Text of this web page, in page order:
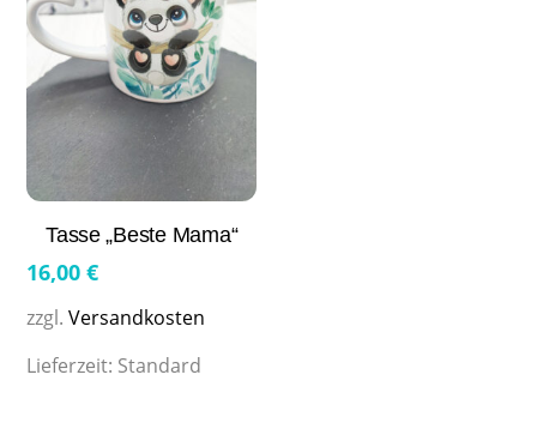
Tasse „Beste Mama“
16,00€
zzgl.Versandkosten
Lieferzeit: Standard